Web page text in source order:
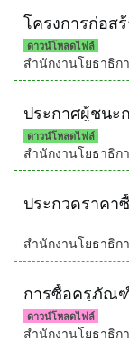
ดาวน์โหลดไฟล์
สำนักงานโยธาธิก
ดาวน์โหลดไฟล์
สำนักงานโยธาธิก
สำนักงานโยธาธิก
ดาวน์โหลดไฟล์
สำนักงานโยธาธิก